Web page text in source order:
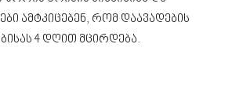
ამტკიცებენ, რომ დაავადების
4 დღით მცირდება.